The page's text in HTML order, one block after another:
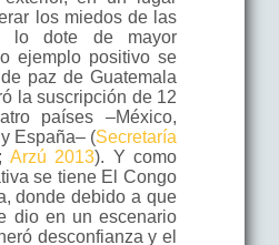
los miedos de las
lo dote de mayor
ejemplo positivo se
paz de Guatemala
la suscripción de 12
países –México,
España– (Secretaría
; Arzú 2013). Y como
se tiene El Congo
donde debido a que
dio en un escenario
desconfianza y el